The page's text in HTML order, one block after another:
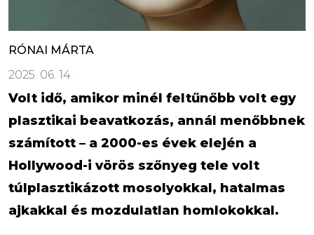
RÓNAI MÁRTA
2025. 06. 14.
Volt idő, amikor minél feltűnőbb volt egy
plasztikai beavatkozás, annál menőbbnek
számított – a 2000-es évek elején a
Hollywood-i vörös szőnyeg tele volt
túlplasztikázott mosolyokkal, hatalmas
ajkakkal és mozdulatlan homlokokkal.